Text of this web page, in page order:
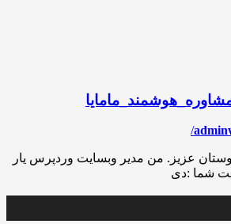
عزیز. من مدیر وبسایت وردپرس یار
شما :دی